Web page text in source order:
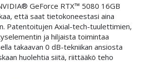
GeForce RTX™ 5080 16GB
että saat tietokoneestasi aina
Patentoitujen Axial-tech-tuulettimien,
ja hiljaista toimintaa
takaavan 0 dB-tekniikan ansiosta
huolehtia siitä, riittääkö teho